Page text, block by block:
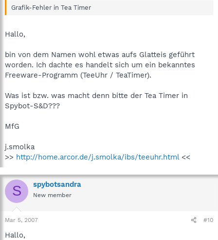
Grafik-Fehler in Tea Timer
Hallo,
bin von dem Namen wohl etwas aufs Glatteis geführt
worden. Ich dachte es handelt sich um ein bekanntes
Freeware-Programm (TeeUhr / TeaTimer).
Was ist bzw. was macht denn bitte der Tea Timer in
Spybot-S&D???
MfG
j.smolka
>> http://home.arcor.de/j.smolka/ibs/teeuhr.html <<
S spybotsandra
New member
Mar 5, 2007 #10
Hallo,